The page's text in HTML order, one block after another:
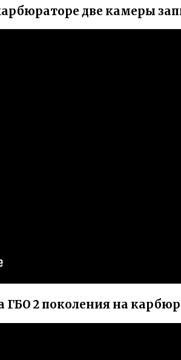
две камеры
ГБО 2 поколения на